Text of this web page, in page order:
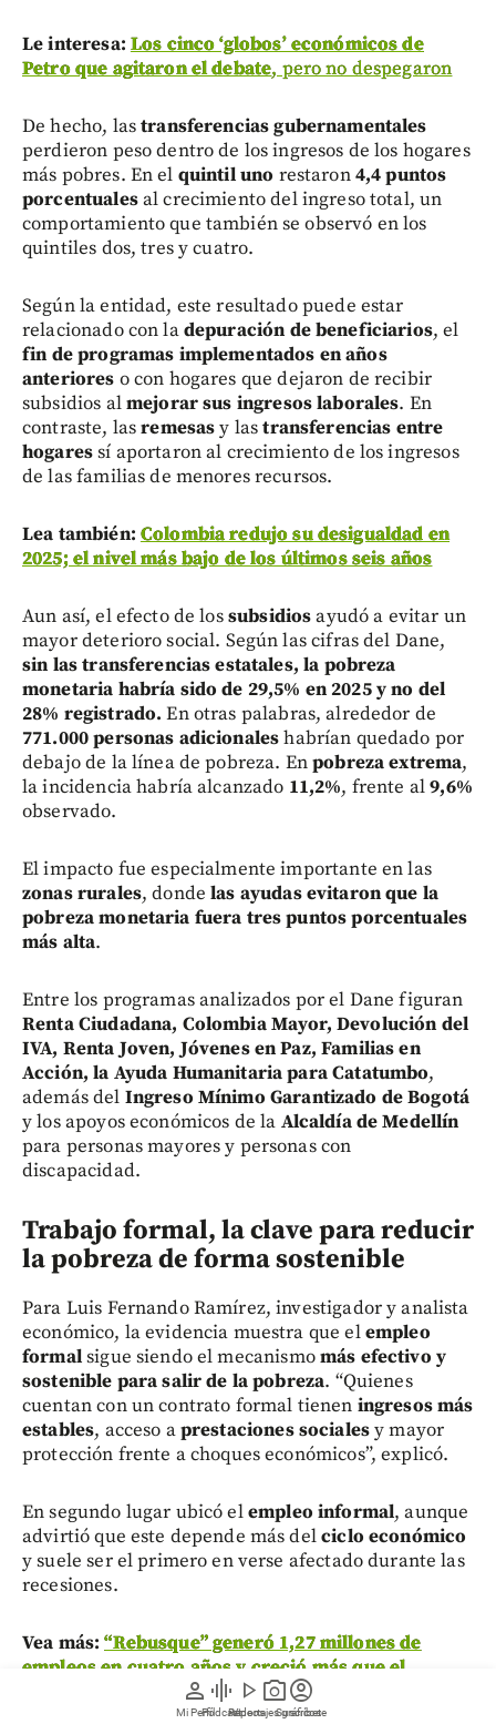
person
Mi Perfil
graphic_eq
Pódcast
play_arrow
Videos
photo_camera
Reportajes gráficos
account_circle
Suscríbete
Le interesa: Los cinco ‘globos’ económicos de
Petro que agitaron el debate, pero no despegaron
De hecho, lastransferencias gubernamentales
perdieron peso dentro de los ingresos de los hogares
más pobres. En el quintil uno restaron4,4 puntos
porcentualesal crecimiento del ingreso total, un
comportamiento que también se observó en los
quintiles dos, tres y cuatro.
Según la entidad, este resultado puede estar
relacionado con ladepuración de beneficiarios, el
fin de programas implementados en años
anteriores o con hogares que dejaron de recibir
subsidios almejorar sus ingresos laborales. En
contraste, lasremesasy lastransferencias entre
hogaressí aportaron al crecimiento de los ingresos
de las familias de menores recursos.
Lea también: Colombia redujo su desigualdad en
2025; el nivel más bajo de los últimos seis años
Aun así, el efecto de lossubsidiosayudó a evitar un
mayor deterioro social. Según las cifras del Dane,
sin las transferencias estatales, la pobreza
monetaria habría sido de 29,5% en 2025 y no del
28% registrado.En otras palabras, alrededor de
771.000 personas adicionaleshabrían quedado por
debajo de la línea de pobreza. Enpobreza extrema,
la incidencia habría alcanzado 11,2%, frente al9,6%
observado.
El impacto fue especialmente importante en las
zonas rurales, dondelas ayudas evitaron que la
pobreza monetaria fuera tres puntos porcentuales
más alta.
Entre los programas analizados por el Dane figuran
Renta Ciudadana, Colombia Mayor, Devolución del
IVA, Renta Joven, Jóvenes en Paz, Familias en
Acción, la Ayuda Humanitaria para Catatumbo,
además del Ingreso Mínimo Garantizado de Bogotá
y los apoyos económicos de la Alcaldía de Medellín
para personas mayores y personas con
discapacidad.
Trabajo formal, la clave para reducir
la pobreza de forma sostenible
Para Luis Fernando Ramírez, investigador y analista
económico, la evidencia muestra que elempleo
formalsigue siendo el mecanismomás efectivo y
sostenible para salir de la pobreza. “Quienes
cuentan con un contrato formal tienen ingresos más
estables, acceso aprestaciones socialesy mayor
protección frente a choques económicos”, explicó.
En segundo lugar ubicó elempleo informal, aunque
advirtió que este depende más delciclo económico
y suele ser el primero en verse afectado durante las
recesiones.
Vea más:“Rebusque” generó 1,27 millones de
empleos en cuatro años y creció más que el